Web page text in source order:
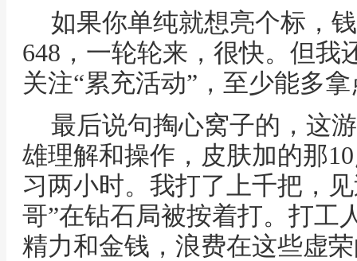
如果你单纯就想亮个标，
648，一轮轮来，很快。但我
关注“累充活动”，至少能多
最后说句掏心窝子的，这
雄理解和操作，皮肤加的那
习两小时。我打了上千把，
哥”在钻石局被按着打。打工
精力和金钱，浪费在这些虚